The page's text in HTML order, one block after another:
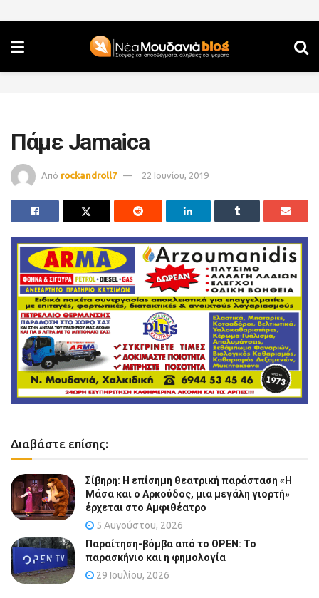
Πάμε Jamaica
Από rockandroll7 22 Ιουνίου, 2019
Διαβάστε επίσης:
Σίβηρη: Η επίσημη θεατρική παράσταση «Η
Μάσα και ο Αρκούδος, μια μεγάλη γιορτή»
έρχεται στο Αμφιθέατρο
5 Αυγούστου, 2026
Παραίτηση-βόμβα από το OPEN: Το
παρασκήνιο και η φημολογία
29 Ιουλίου, 2026